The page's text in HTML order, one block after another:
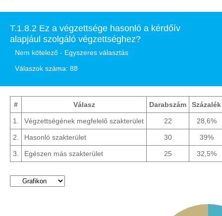
T.1.8.2 Ez a végzettsége hasonló a kérdőív
alapjául szolgáló végzettséghez?
Nem kötelező - Egyszeres választás
Válaszok száma: 88
# Válasz Darabszám Százalék
1. Végzettségének megfelelő szakterület 22 28,6%
2. Hasonló szakterület 30 39%
3. Egészen más szakterület 25 32,5%